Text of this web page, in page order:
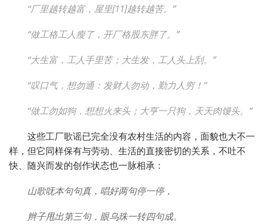
“厂里越转越富，屋里[11]越转越苦。”
“做工格工人瘦了，开厂格股东胖了。”
“大生富，工人手里苦；大生发，工人头上刮。”
“叹口气，想勿通：发财人勿动，勤力人穷！”
“做工勿如狗，想想火来头；大亨一只狗，天天肉馒头。”
这些工厂歌谣已完全没有农村生活的内容，面貌也大不一
样，但它同样保有与劳动、生活的直接密切的关系，不吐不
快、随兴而发的创作状态也一脉相承：
山歌呒本句句真，唱好两句停一停，
辫子甩出第三句，眼乌珠一转四句成。